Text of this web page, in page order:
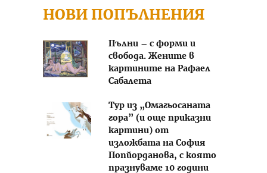
НОВИ ПОПЪЛНЕНИЯ
Пълни – с форми и
свобода. Жените в
картините на Рафаел
Сабалета
Тур из „Омагьосаната
гора” (и още приказни
картини) от
изложбата на София
Попйорданова, с която
празнуваме 10 години